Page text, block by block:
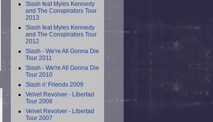
Slash feat Myles Kennedy
and The Conspirators Tour
2013
Slash feat Myles Kennedy
and The Conspirators Tour
2012
Slash - We're All Gonna Die
Tour 2011
Slash - We're All Gonna Die
Tour 2010
Slash n' Friends 2009
Velvet Revolver - Libertad
Tour 2008
Velvet Revolver - Libertad
Tour 2007